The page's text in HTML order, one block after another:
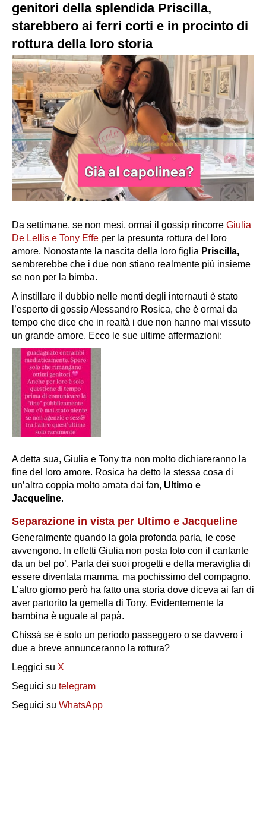
genitori della splendida Priscilla,
starebbero ai ferri corti e in procinto di
rottura della loro storia
Da settimane, se non mesi, ormai il gossip rincorre Giulia
De Lellis e Tony Effe per la presunta rottura del loro
amore. Nonostante la nascita della loro figlia Priscilla,
sembrerebbe che i due non stiano realmente più insieme
se non per la bimba.
A instillare il dubbio nelle menti degli internauti è stato
l’esperto di gossip Alessandro Rosica, che è ormai da
tempo che dice che in realtà i due non hanno mai vissuto
un grande amore. Ecco le sue ultime affermazioni:
A detta sua, Giulia e Tony tra non molto dichiareranno la
fine del loro amore. Rosica ha detto la stessa cosa di
un’altra coppia molto amata dai fan, Ultimo e
Jacqueline.
Separazione in vista per Ultimo e Jacqueline
Generalmente quando la gola profonda parla, le cose
avvengono. In effetti Giulia non posta foto con il cantante
da un bel po’. Parla dei suoi progetti e della meraviglia di
essere diventata mamma, ma pochissimo del compagno.
L’altro giorno però ha fatto una storia dove diceva ai fan di
aver partorito la gemella di Tony. Evidentemente la
bambina è uguale al papà.
Chissà se è solo un periodo passeggero o se davvero i
due a breve annunceranno la rottura?
Leggici su X
Seguici su telegram
Seguici su WhatsApp